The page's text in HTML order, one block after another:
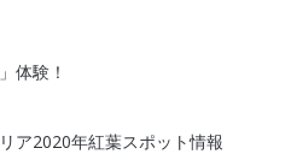
体験！
ア2020年紅葉スポット情報